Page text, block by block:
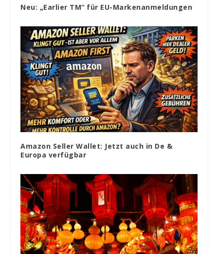
Neu: „Earlier TM“ für EU-Markenanmeldungen
Amazon Seller Wallet: Jetzt auch in De &
Europa verfügbar